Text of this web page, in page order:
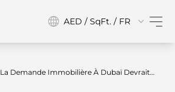
AED / SqFt. / FR
La Demande Immobilière À Dubaï Devrait